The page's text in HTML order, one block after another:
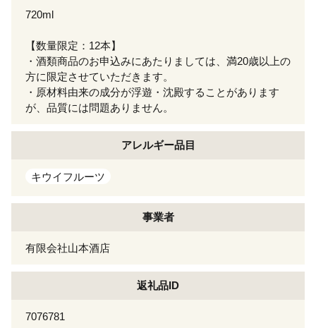
720ml
【数量限定：12本】
・酒類商品のお申込みにあたりましては、満20歳以上の
方に限定させていただきます。
・原材料由来の成分が浮遊・沈殿することがあります
が、品質には問題ありません。
アレルギー品目
キウイフルーツ
事業者
有限会社山本酒店
返礼品ID
7076781